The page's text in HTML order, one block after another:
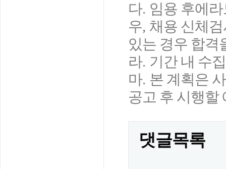
다. 임용 후에
우, 채용 신체
있는 경우 합격
라. 기간 내 수
마. 본 계획은
공고 후 시행할
댓글목록